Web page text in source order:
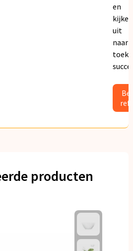
en
kijken
uit
naar
producten